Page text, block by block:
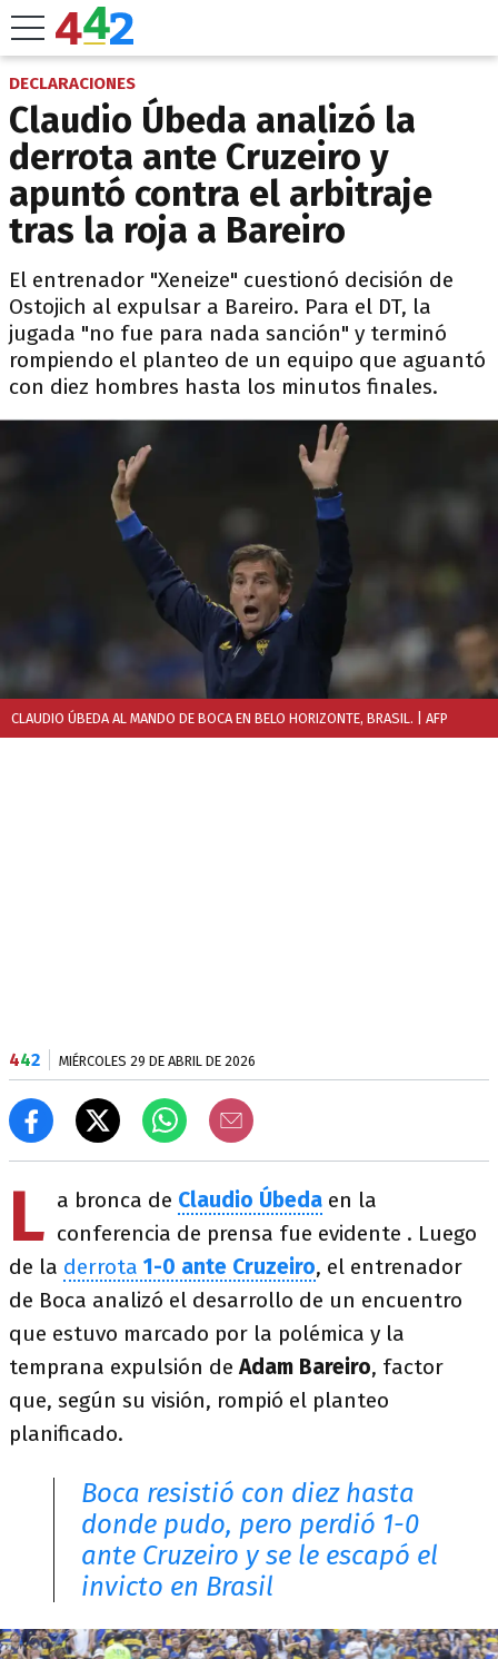
DECLARACIONES
Claudio Úbeda analizó la
derrota ante Cruzeiro y
apuntó contra el arbitraje
tras la roja a Bareiro
El entrenador "Xeneize" cuestionó decisión de
Ostojich al expulsar a Bareiro. Para el DT, la
jugada "no fue para nada sanción" y terminó
rompiendo el planteo de un equipo que aguantó
con diez hombres hasta los minutos finales.
CLAUDIO ÚBEDA AL MANDO DE BOCA EN BELO HORIZONTE, BRASIL. | AFP
442 MIÉRCOLES 29 DE ABRIL DE 2026
L a bronca de Claudio Úbeda en la
conferencia de prensa fue evidente . Luego
de la derrota 1-0 ante Cruzeiro, el entrenador
de Boca analizó el desarrollo de un encuentro
que estuvo marcado por la polémica y la
temprana expulsión deAdam Bareiro, factor
que, según su visión, rompió el planteo
planificado.
Boca resistió con diez hasta
donde pudo, pero perdió 1-0
ante Cruzeiro y se le escapó el
invicto en Brasil